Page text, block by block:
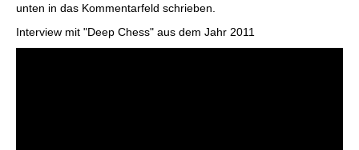
unten in das Kommentarfeld schrieben.
Interview mit "Deep Chess" aus dem Jahr 2011